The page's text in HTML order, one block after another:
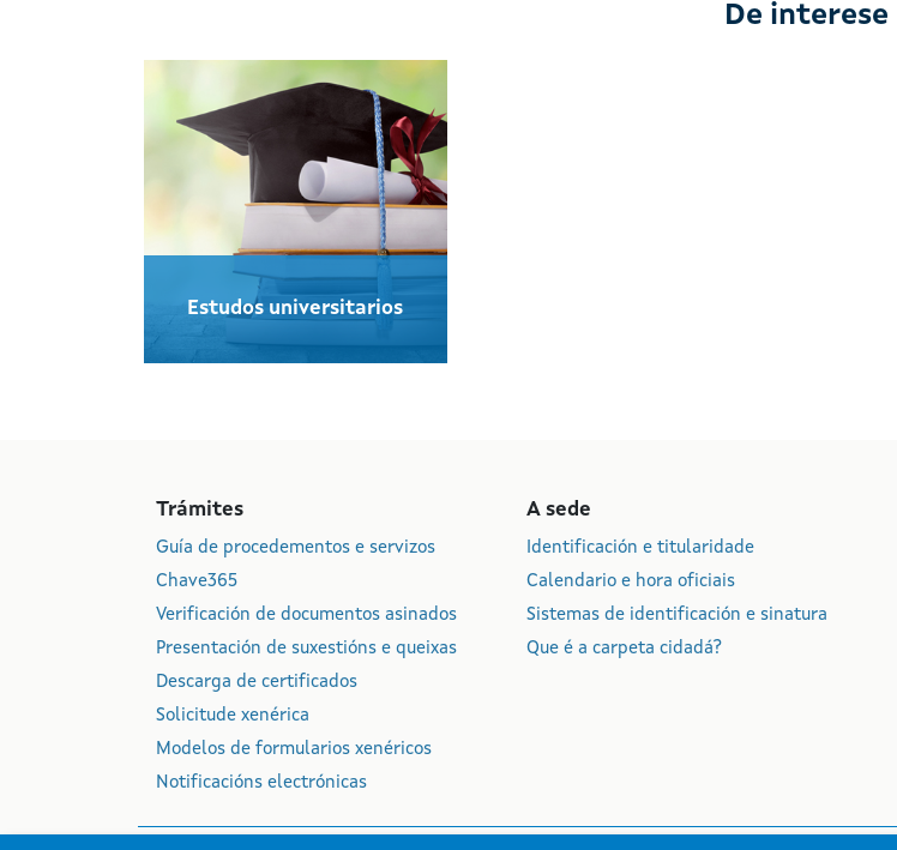
De interese
Estudos universitarios
Trámites
Guía de procedementos e servizos
Chave365
Verificación de documentos asinados
Presentación de suxestións e queixas
Descarga de certificados
Solicitude xenérica
Modelos de formularios xenéricos
Notificacións electrónicas
A sede
Identificación e titularidade
Calendario e hora oficiais
Sistemas de identificación e sinatura
Que é a carpeta cidadá?